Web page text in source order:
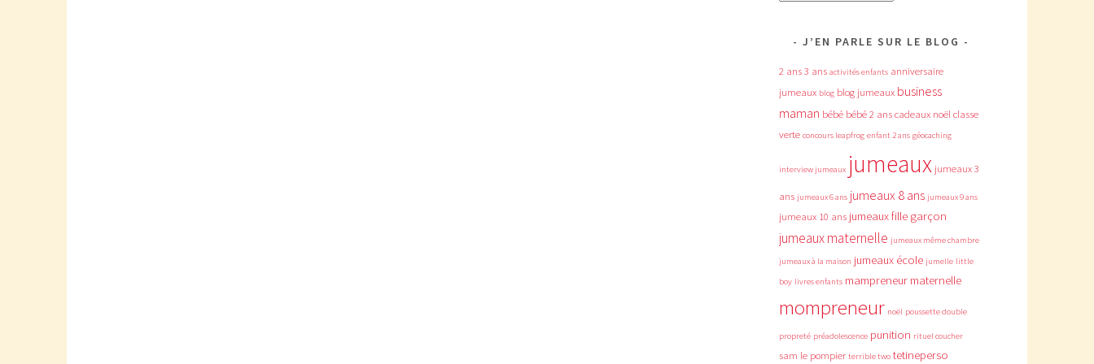
J’EN PARLE SUR LE BLOG
2 ans3 ans activités enfants anniversaire
jumeaux blog blog jumeaux business
maman bébé bébé 2 anscadeaux noëlclasse
verte concours leapfrog enfant 2 ans géocaching
interview jumeaux jumeaux jumeaux 3
ans jumeaux 6 ans jumeaux 8 ans jumeaux 9 ans
jumeaux 10 ans jumeaux fille garçon
jumeaux maternelle jumeaux même chambre
jumeaux à la maison jumeaux école jumelle little
boy livres enfants mampreneur maternelle
mompreneur noël poussette double
propreté préadolescence punition rituel coucher
sam le pompier terrible two tetineperso